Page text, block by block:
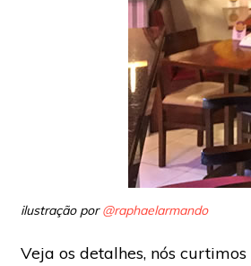
ilustração por@raphaelarmando
Veja os detalhes, nós